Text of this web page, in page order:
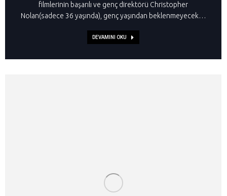
filmlerinin başarılı ve genç direktörü Christopher
Nolan(sadece 36 yaşında), genç yaşından beklenmeyecek…
DEVAMINI OKU